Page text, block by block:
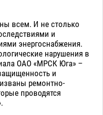
всем. И не столько
и
энергоснабжения.
нарушения в
ОАО «МРСК Юга» –
и
ремонтно-
проводятся